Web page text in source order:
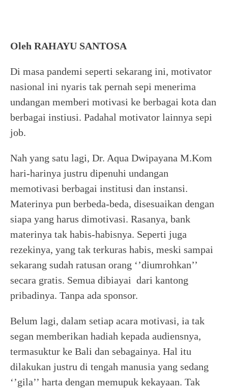
Oleh RAHAYU SANTOSA
Di masa pandemi seperti sekarang ini, motivator
nasional ini nyaris tak pernah sepi menerima
undangan memberi motivasi ke berbagai kota dan
berbagai instiusi. Padahal motivator lainnya sepi
job.
Nah yang satu lagi, Dr. Aqua Dwipayana M.Kom
hari-harinya justru dipenuhi undangan
memotivasi berbagai institusi dan instansi.
Materinya pun berbeda-beda, disesuaikan dengan
siapa yang harus dimotivasi. Rasanya, bank
materinya tak habis-habisnya. Seperti juga
rezekinya, yang tak terkuras habis, meski sampai
sekarang sudah ratusan orang ‘’diumrohkan’’
secara gratis. Semua dibiayai dari kantong
pribadinya. Tanpa ada sponsor.
Belum lagi, dalam setiap acara motivasi, ia tak
segan memberikan hadiah kepada audiensnya,
termasuktur ke Bali dan sebagainya. Hal itu
dilakukan justru di tengah manusia yang sedang
‘’gila’’ harta dengan memupuk kekayaan. Tak